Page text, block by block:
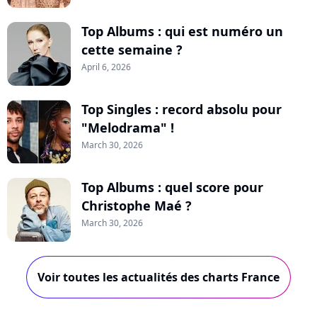
Top Albums : qui est numéro un
cette semaine ?
April 6, 2026
Top Singles : record absolu pour
"Melodrama" !
March 30, 2026
Top Albums : quel score pour
Christophe Maé ?
March 30, 2026
Voir toutes les actualités des charts France